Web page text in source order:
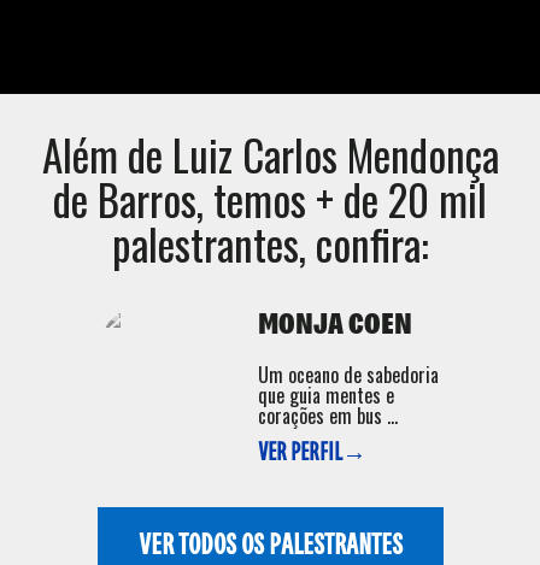
Além de Luiz Carlos Mendonça
de Barros, temos + de 20 mil
palestrantes, confira:
MONJA COEN
Um oceano de sabedoria
que guia mentes e
corações em bus ...
VER PERFIL→
VER TODOS OS PALESTRANTES